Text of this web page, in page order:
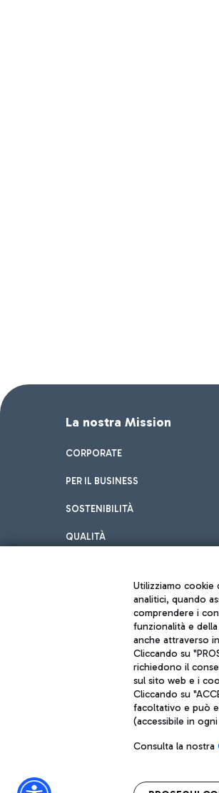
La nostra Mission
CORPORATE
PER IL BUSINESS
SOSTENIBILITÀ
QUALITÀ
Aeroporti di Roma S.p.A. - Società
Codice fiscale e Registro delle Imprese di
Capitale sociale 62.224.743,00 int. vers.
Sede legale: Via Pier Paolo Racchetti 1 -
Utilizziamo
analitici, quando
comprendere i
funzionalità e
anche attraverso
Cliccando su
richiedono il
sul sito web e i
Cliccando su
facoltativo e può
(accessibile in
Consulta la nostra